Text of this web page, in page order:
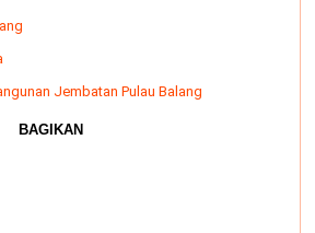
Jembatan Pulau Balang
BAGIKAN